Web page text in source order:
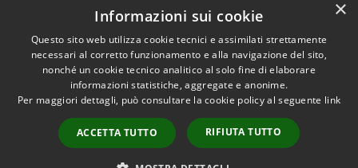
RSS
Accessibilità
Cookie
Mappa del sito
Comune convenzionato
Astigov
Progetto|Convenzione|
Adesioni
•Accesso redazione
×
Informazioni sui cookie
Questo sito web utilizza cookie tecnici e assimilati strettamente
necessari al corretto funzionamento e alla navigazione del sito,
nonché un cookie tecnico analitico al solo fine di elaborare
informazioni statistiche, aggregate e anonime.
Per maggiori dettagli, può consultare la cookie policy al seguente link
ACCETTA TUTTO RIFIUTA TUTTO